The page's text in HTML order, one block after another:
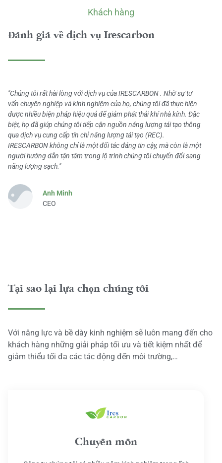
Khách hàng
Đánh giá về dịch vụ Irescarbon
"Chúng tôi rất hài lòng với dịch vụ của IRESCARBON . Nhờ sự tư
vấn chuyên nghiệp và kinh nghiệm của họ, chúng tôi đã thực hiện
được nhiều biện pháp hiệu quả để giảm phát thải khí nhà kính. Đặc
biệt, họ đã giúp chúng tôi tiếp cận nguồn năng lượng tái tạo thông
qua dịch vụ cung cấp tín chỉ năng lượng tái tạo (REC).
IRESCARBON không chỉ là một đối tác đáng tin cậy, mà còn là một
người hướng dẫn tận tâm trong lộ trình chúng tôi chuyển đổi sang
năng lượng sạch."
Anh Minh
CEO
Tại sao lại lựa chọn chúng tôi
Với năng lực và bề dày kinh nghiệm sẽ luôn mang đến cho
khách hàng những giải pháp tối ưu và tiết kiệm nhất để
giảm thiểu tối đa các tác động đến môi trường,…
Chuyên môn